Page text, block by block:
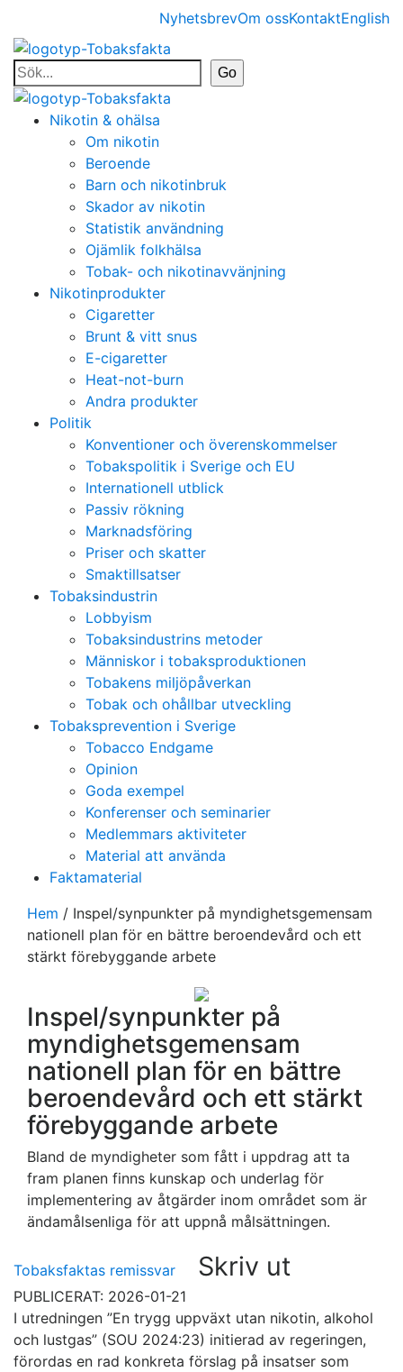
NyhetsbrevOm ossKontaktEnglish
Nikotin & ohälsa
Om nikotin
Beroende
Barn och nikotinbruk
Skador av nikotin
Statistik användning
Ojämlik folkhälsa
Tobak- och nikotinavvänjning
Nikotinprodukter
Cigaretter
Brunt & vitt snus
E-cigaretter
Heat-not-burn
Andra produkter
Politik
Konventioner och överenskommelser
Tobakspolitik i Sverige och EU
Internationell utblick
Passiv rökning
Marknadsföring
Priser och skatter
Smaktillsatser
Tobaksindustrin
Lobbyism
Tobaksindustrins metoder
Människor i tobaksproduktionen
Tobakens miljöpåverkan
Tobak och ohållbar utveckling
Tobaksprevention i Sverige
Tobacco Endgame
Opinion
Goda exempel
Konferenser och seminarier
Medlemmars aktiviteter
Material att använda
Faktamaterial
Hem / Inspel/synpunkter på myndighetsgemensam
nationell plan för en bättre beroendevård och ett
stärkt förebyggande arbete
Inspel/synpunkter på
myndighetsgemensam
nationell plan för en bättre
beroendevård och ett stärkt
förebyggande arbete
Bland de myndigheter som fått i uppdrag att ta
fram planen finns kunskap och underlag för
implementering av åtgärder inom området som är
ändamålsenliga för att uppnå målsättningen.
Tobaksfaktas remissvar Skriv ut
PUBLICERAT: 2026-01-21
I utredningen ”En trygg uppväxt utan nikotin, alkohol
och lustgas” (SOU 2024:23) initierad av regeringen,
förordas en rad konkreta förslag på insatser som